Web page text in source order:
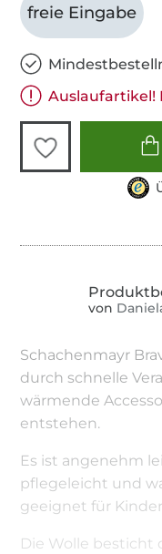
freie Eingabe
Auslaufartikel!
von
Schachenmayr
durch schnelle
wärmende
entstehen.
Es ist angenehm
pflegeleicht und
geeignet für
Die Wolle besticht